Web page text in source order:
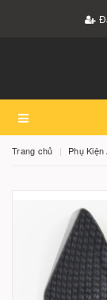
Trang chủ Phụ